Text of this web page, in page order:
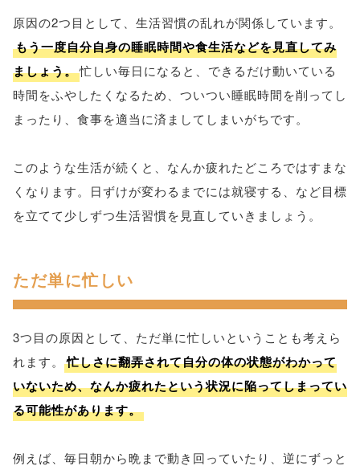
原因の2つ目として、生活習慣の乱れが関係しています。
もう一度自分自身の睡眠時間や食生活などを見直してみ
ましょう。忙しい毎日になると、できるだけ動いている
時間をふやしたくなるため、ついつい睡眠時間を削ってし
まったり、食事を適当に済ましてしまいがちです。
このような生活が続くと、なんか疲れたどころではすまな
くなります。日ずけが変わるまでには就寝する、など目標
を立てて少しずつ生活習慣を見直していきましょう。
ただ単に忙しい
3つ目の原因として、ただ単に忙しいということも考えら
れます。
忙しさに翻弄されて自分の体の状態がわかって
いないため、なんか疲れたという状況に陥ってしまってい
る可能性があります。
例えば、毎日朝から晩まで動き回っていたり、逆にずっと